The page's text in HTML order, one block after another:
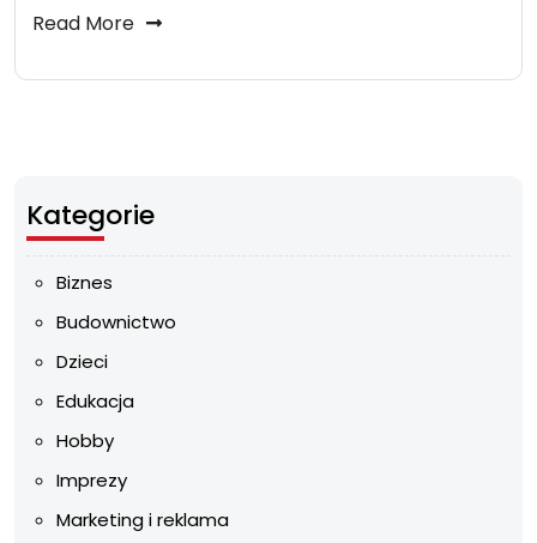
Read More
Kategorie
Biznes
Budownictwo
Dzieci
Edukacja
Hobby
Imprezy
Marketing i reklama